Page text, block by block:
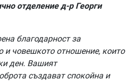
отделение д-р Георги
благодарност за
и човешкото отношение, които
ден. Вашият
създават спокойна и